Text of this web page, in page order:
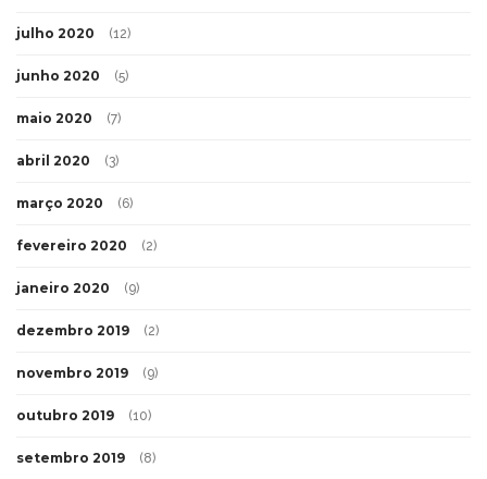
julho 2020 (12)
junho 2020 (5)
maio 2020 (7)
abril 2020 (3)
março 2020 (6)
fevereiro 2020 (2)
janeiro 2020 (9)
dezembro 2019 (2)
novembro 2019 (9)
outubro 2019 (10)
setembro 2019 (8)